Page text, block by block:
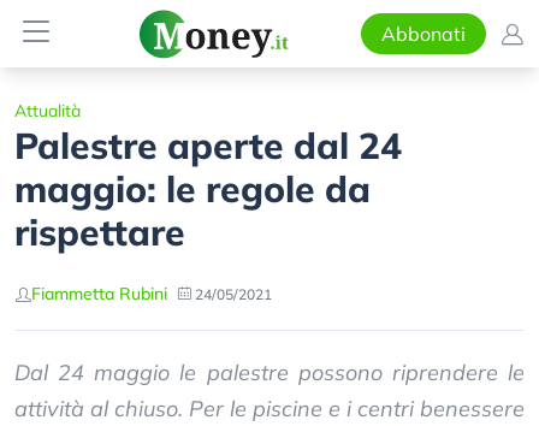
Abbonati
Attualità
Palestre aperte dal 24
maggio: le regole da
rispettare
Fiammetta Rubini 24/05/2021
Dal 24 maggio le palestre possono riprendere le
attività al chiuso. Per le piscine e i centri benessere